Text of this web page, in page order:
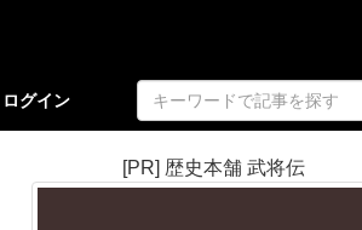
ログイン
[PR] 歴史本舗 武将伝